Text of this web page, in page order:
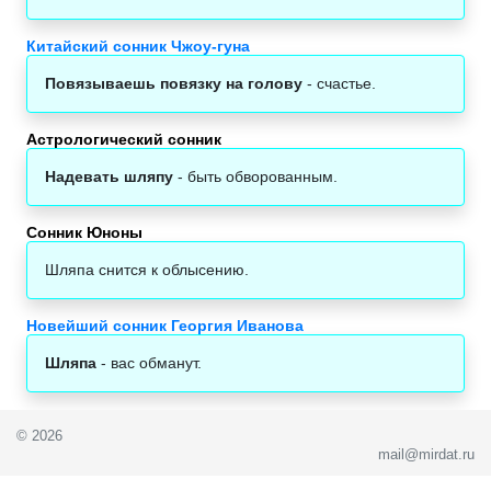
Китайский сонник Чжоу-гуна
Повязываешь повязку на голову - счастье.
Астрологический сонник‎
Надевать шляпу - быть обворованным.
Сонник Юноны
Шляпа снится к облысению.
Новейший сонник Георгия Иванова
Шляпа - вас обманут.
© 2026
mail@mirdat.ru